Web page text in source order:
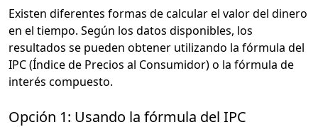
Existen diferentes formas de calcular el valor del dinero
en el tiempo. Según los datos disponibles, los
resultados se pueden obtener utilizando la fórmula del
IPC (Índice de Precios al Consumidor) o la fórmula de
interés compuesto.
Opción 1: Usando la fórmula del IPC